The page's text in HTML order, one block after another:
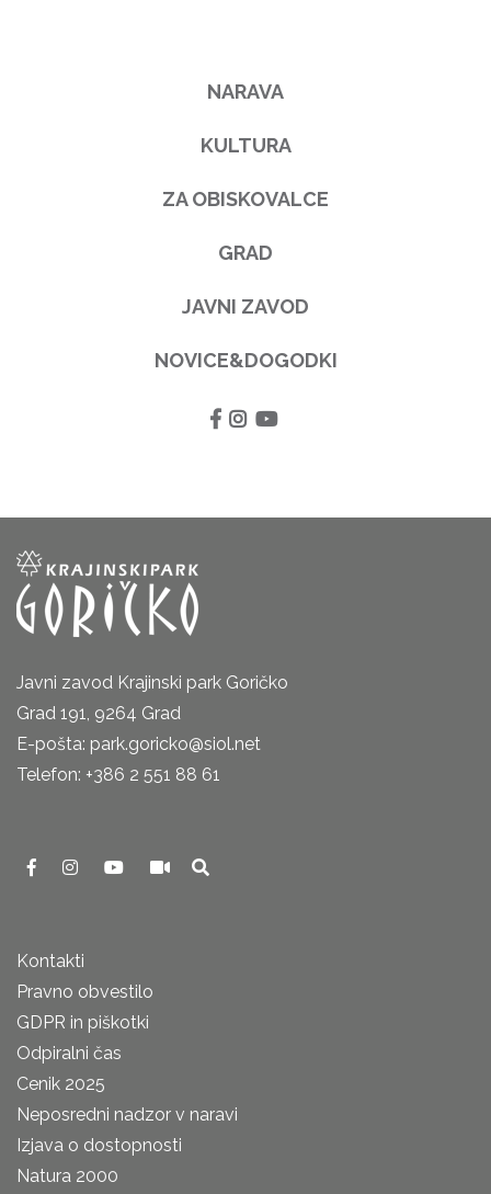
NARAVA
KULTURA
ZA OBISKOVALCE
GRAD
JAVNI ZAVOD
NOVICE&DOGODKI
Javni zavod Krajinski park Goričko
Grad 191, 9264 Grad
E-pošta: park.goricko@siol.net
Telefon: +386 2 551 88 61
Kontakti
Pravno obvestilo
GDPR in piškotki
Odpiralni čas
Cenik 2025
Neposredni nadzor v naravi
Izjava o dostopnosti
Natura 2000